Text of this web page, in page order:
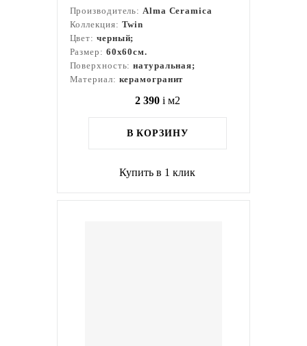
Производитель:Alma Ceramica
Коллекция: Twin
Цвет: черный;
Размер: 60x60см.
Поверхность:натуральная;
Материал: керамогранит
2 390 i м2
В КОРЗИНУ
Купить в 1 клик